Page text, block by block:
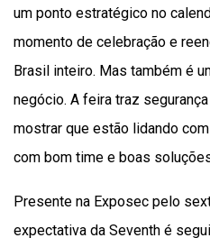
um ponto estratégico no
momento de celebração e
Brasil inteiro. Mas também é
negócio. A feira traz
mostrar que estão lidando
com bom time e boas
Presente na Exposec pelo
expectativa da Seventh é